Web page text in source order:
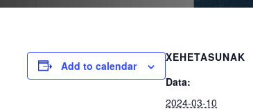
Add to calendar
XEHETASUNAK
Data:
2024-03-10